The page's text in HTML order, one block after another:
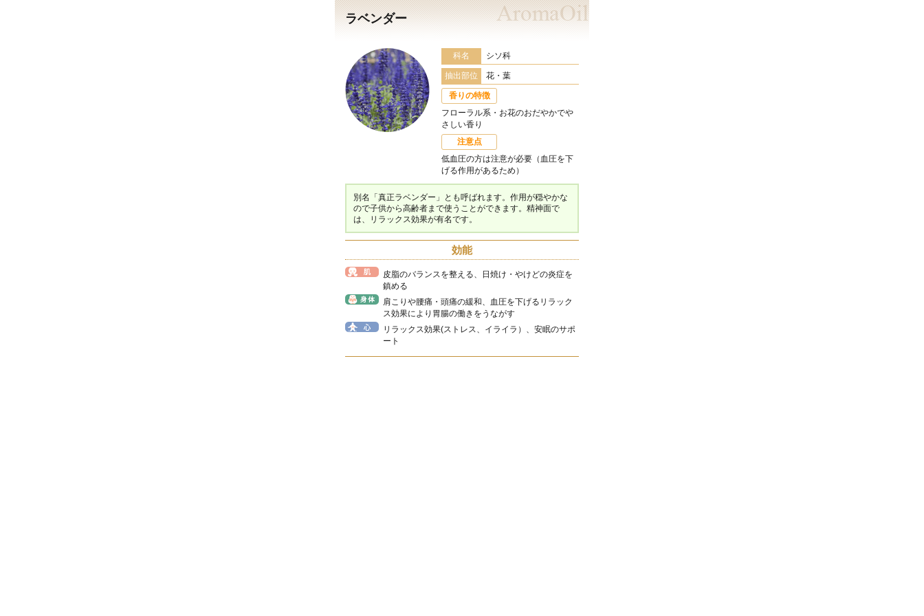
ラベンダー
科名 シソ科
抽出部位 花・葉
香りの特徴
フローラル系・お花のおだやかでや
さしい香り
注意点
低血圧の方は注意が必要（血圧を下
げる作用があるため）
別名「真正ラベンダー」とも呼ばれます。作用が穏やかな
ので子供から高齢者まで使うことができます。精神面で
は、リラックス効果が有名です。
効能
皮脂のバランスを整える、日焼け・やけどの炎症を
鎮める
肩こりや腰痛・頭痛の緩和、血圧を下げるリラック
ス効果により胃腸の働きをうながす
リラックス効果(ストレス、イライラ）、安眠のサポ
ート